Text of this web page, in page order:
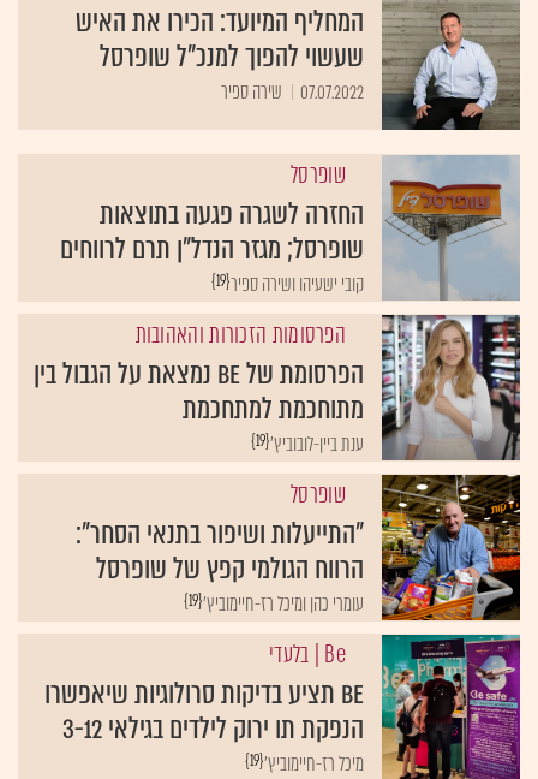
המחליף המיועד: הכירו את האיש
שעשוי להפוך למנכ"ל שופרסל
07.07.2022 שירה ספיר
שופרסל
החזרה לשגרה פגעה בתוצאות
שופרסל; מגזר הנדל"ן תרם לרווחים
{19}קובי ישעיהו ושירה ספיר
הפרסומות הזכורות והאהובות
הפרסומת של Be נמצאת על הגבול בין
מתוחכמת למתחכמת
{19}ענת ביין-לובוביץ'
שופרסל
"התייעלות ושיפור בתנאי הסחר":
הרווח הגולמי קפץ של שופרסל
{19}עומרי כהן ומיכל רז-חיימוביץ'
Be | בלעדי
Be תציע בדיקות סרולוגיות שיאפשרו
הנפקת תו ירוק לילדים בגילאי 3-12
{19}מיכל רז-חיימוביץ'